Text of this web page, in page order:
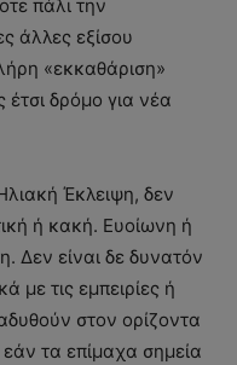
πάλι την
άλλες εξίσου
«εκκαθάριση»
δρόμο για νέα
Έκλειψη, δεν
ή κακή. Ευοίωνη ή
Δεν είναι δε δυνατόν
με τις εμπειρίες ή
στον ορίζοντα
τα επίμαχα σημεία